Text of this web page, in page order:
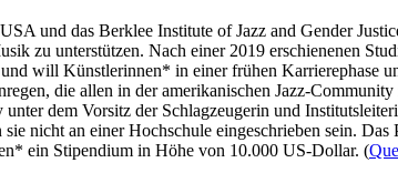
und das Berklee Institute of Jazz and Gender
zu unterstützen. Nach einer 2019 erschienenen
will Künstlerinnen* in einer frühen
die allen in der amerikanischen Jazz-
unter dem Vorsitz der Schlagzeugerin und
sie nicht an einer Hochschule eingeschrieben sein.
ein Stipendium in Höhe von 10.000 US-Dollar. (